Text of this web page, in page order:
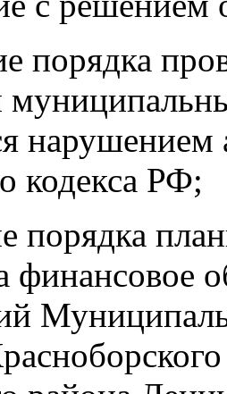
порядка
нарушением
кодекса РФ;
порядка
финансовое